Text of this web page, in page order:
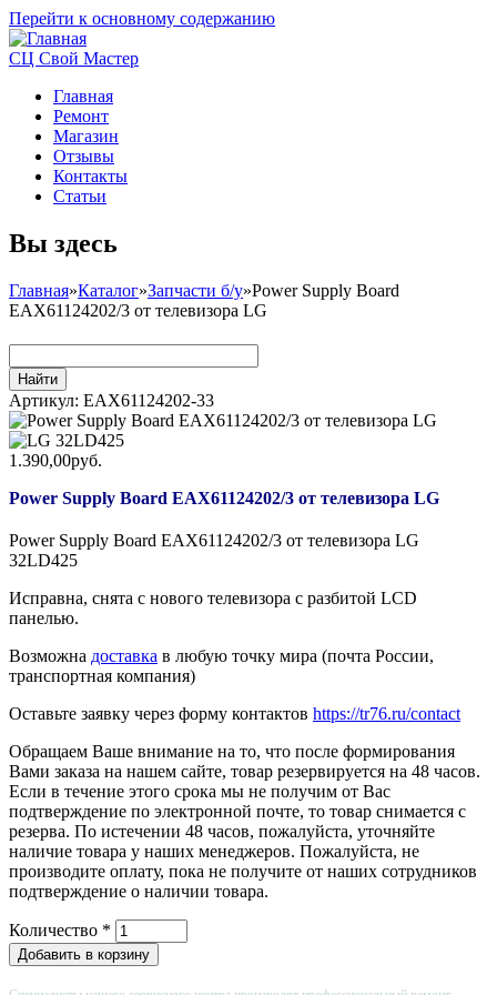
Перейти к основному содержанию
СЦ Свой Мастер
Главная
Ремонт
Магазин
Отзывы
Контакты
Статьи
Вы здесь
Главная»Каталог»Запчасти б/у»Power Supply Board
EAX61124202/3 от телевизора LG
Артикул: EAX61124202-33
1.390,00руб.
Power Supply Board EAX61124202/3 от телевизора LG
Power Supply Board EAX61124202/3 от телевизора LG
32LD425
Исправна, снята с нового телевизора с разбитой LCD
панелью.
Возможна доставка в любую точку мира (почта России,
транспортная компания)
Оставьте заявку через форму контактов https://tr76.ru/contact
Обращаем Ваше внимание на то, что после формирования
Вами заказа на нашем сайте, товар резервируется на 48 часов.
Если в течение этого срока мы не получим от Вас
подтверждение по электронной почте, то товар снимается с
резерва. По истечении 48 часов, пожалуйста, уточняйте
наличие товара у наших менеджеров. Пожалуйста, не
производите оплату, пока не получите от наших сотрудников
подтверждение о наличии товара.
Количество *